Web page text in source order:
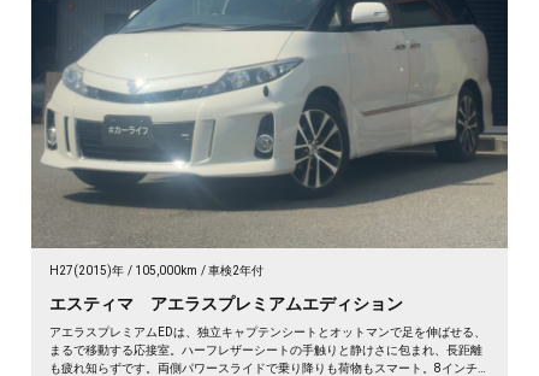
H27(2015)年 105,000km 車検2年付
エスティマ アエラスプレミアムエディション
アエラスプレミアムEDは、独立キャプテンシートとオットマンで足を伸ばせる、
まるで移動する応接室。ハーフレザーシートの手触りと静けさに包まれ、長距離
も疲れ知らずです。両側パワースライドで乗り降りも荷物もスマート。8インチ